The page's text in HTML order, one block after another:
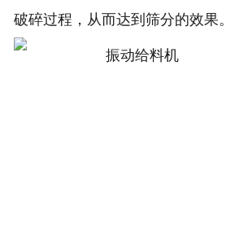
破碎过程，从而达到筛分的效果。